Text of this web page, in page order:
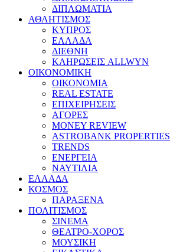
ΔΙΠΛΩΜΑΤΙΑ
ΑΘΛΗΤΙΣΜΟΣ
ΚΥΠΡΟΣ
ΕΛΛΑΔΑ
ΔΙΕΘΝΗ
ΚΛΗΡΩΣΕΙΣ ALLWYN
ΟΙΚΟΝΟΜΙΚΗ
ΟΙΚΟΝΟΜΙΑ
REAL ESTATE
ΕΠΙΧΕΙΡΗΣΕΙΣ
ΑΓΟΡΕΣ
MONEY REVIEW
ASTROBANK PROPERTIES
TRENDS
ΕΝΕΡΓΕΙΑ
ΝΑΥΤΙΛΙΑ
ΕΛΛΑΔΑ
ΚΟΣΜΟΣ
ΠΑΡΑΞΕΝΑ
ΠΟΛΙΤΙΣΜΟΣ
ΣΙΝΕΜΑ
ΘΕΑΤΡΟ-ΧΟΡΟΣ
ΜΟΥΣΙΚΗ